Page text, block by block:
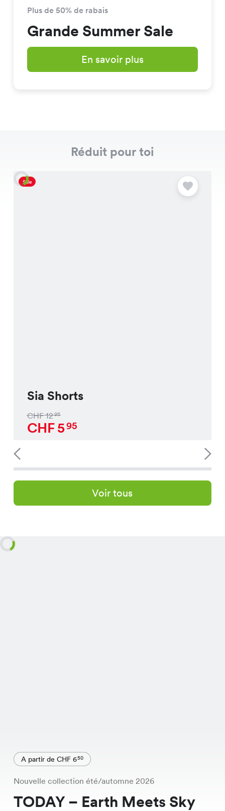
Plus de 50% de rabais
Grande Summer Sale
En savoir plus
Réduit pour toi
Sale
Sia Shorts
CHF1295
CHF595
Voir tous
A partir de CHF 650
Nouvelle collection été/automne 2026
TODAY – Earth Meets Sky